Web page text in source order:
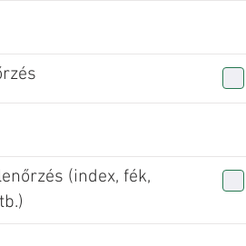
(index, fék,